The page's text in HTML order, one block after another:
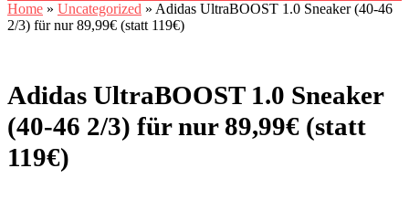
Home » Uncategorized » Adidas UltraBOOST 1.0 Sneaker (40-46
2/3) für nur 89,99€ (statt 119€)
Adidas UltraBOOST 1.0 Sneaker
(40-46 2/3) für nur 89,99€ (statt
119€)